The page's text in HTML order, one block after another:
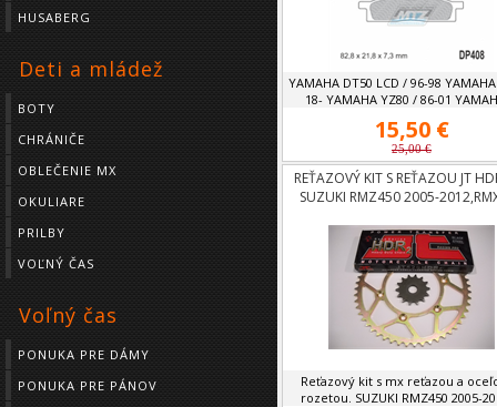
HUSABERG
Deti a mládež
BOTY
CHRÁNIČE
OBLEČENIE MX
OKULIARE
PRILBY
VOĽNÝ ČAS
Voľný čas
PONUKA PRE DÁMY
PONUKA PRE PÁNOV
YAMAHA DT50 LCD / 96-98
18- YAMAHA YZ80 / 86-01
15,50 €
25,00 €
REŤAZOVÝ KIT S REŤAZOU JT
SUZUKI RMZ450 2005-
Reťazový kit s mx reťazou a
rozetou. SUZUKI RMZ450 2005-